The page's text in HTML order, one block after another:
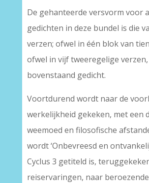
De gehanteerde versvorm voor
gedichten in deze bundel is die
verzen; ofwel in één blok van
ofwel in vijf tweeregelige
bovenstaand gedicht.
Voortdurend wordt naar de
werkelijkheid gekeken, met een
weemoed en filosofische
wordt ‘Onbevreesd en
Cyclus 3 getiteld is,
reiservaringen, naar beroezende